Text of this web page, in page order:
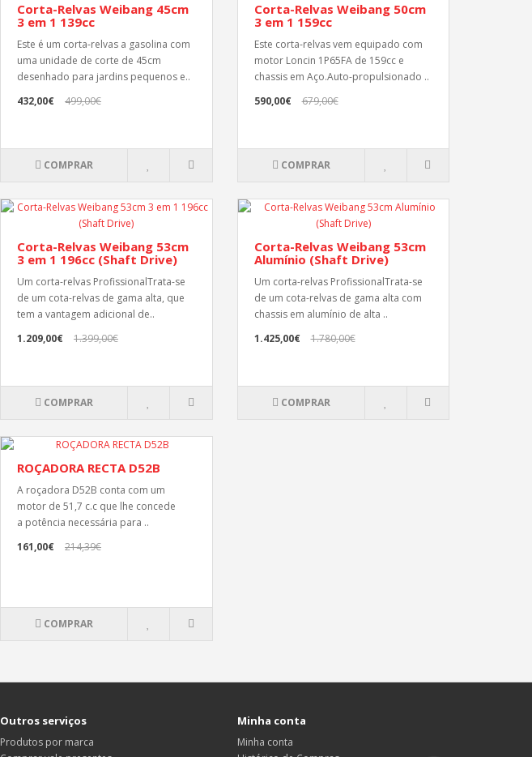
Corta-Relvas Weibang 45cm
3 em 1 139cc
Este é um corta-relvas a gasolina com
uma unidade de corte de 45cm
desenhado para jardins pequenos e..
432,00€
499,00€
COMPRAR
Corta-Relvas Weibang 50cm
3 em 1 159cc
Este corta-relvas vem equipado com
motor Loncin 1P65FA de 159cc e
chassis em Aço.Auto-propulsionado ..
590,00€
679,00€
COMPRAR
Corta-Relvas Weibang 53cm
3 em 1 196cc (Shaft Drive)
Um corta-relvas ProfissionalTrata-se
de um cota-relvas de gama alta, que
tem a vantagem adicional de..
1.209,00€
1.399,00€
COMPRAR
Corta-Relvas Weibang 53cm
Alumínio (Shaft Drive)
Um corta-relvas ProfissionalTrata-se
de um cota-relvas de gama alta com
chassis em alumínio de alta ..
1.425,00€
1.780,00€
COMPRAR
ROÇADORA RECTA D52B
A roçadora D52B conta com um
motor de 51,7 c.c que lhe concede
a potência necessária para ..
161,00€
214,39€
COMPRAR
Outros serviços
Produtos por marca
Minha conta
Minha conta